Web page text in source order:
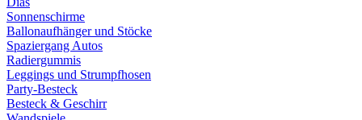
Sonnenschirme
Ballonaufhänger und Stöcke
Spaziergang Autos
Radiergummis
Leggings und Strumpfhosen
Party-Besteck
Besteck & Geschirr